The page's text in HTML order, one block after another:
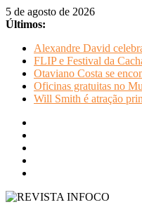
Pular
para
conteúdo
5 de agosto de 2026
Últimos:
Alexandre David
FLIP e Festival da
Otaviano Costa se
Oficinas gratuitas no
Will Smith é atração